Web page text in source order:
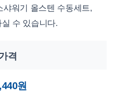
샤워기 올스텐 수동세트,
수 있습니다.
격
원